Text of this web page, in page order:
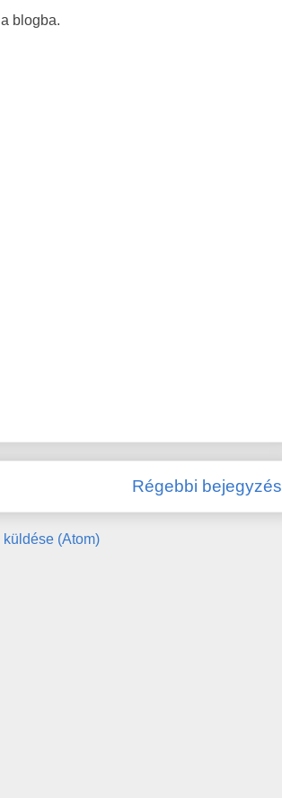
blogba.
Régebbi bejegyzés
(Atom)